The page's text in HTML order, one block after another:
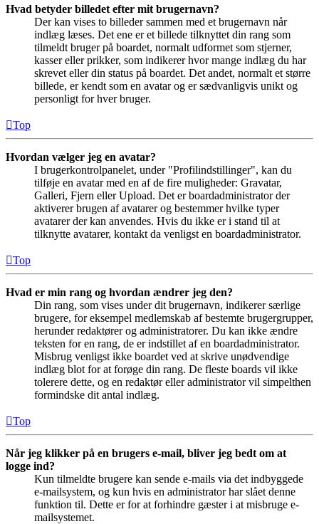
Hvad betyder billedet efter mit brugernavn?
Der kan vises to billeder sammen med et brugernavn når
indlæg læses. Det ene er et billede tilknyttet din rang som
tilmeldt bruger på boardet, normalt udformet som stjerner,
kasser eller prikker, som indikerer hvor mange indlæg du har
skrevet eller din status på boardet. Det andet, normalt et større
billede, er kendt som en avatar og er sædvanligvis unikt og
personligt for hver bruger.
Top
Hvordan vælger jeg en avatar?
I brugerkontrolpanelet, under "Profilindstillinger", kan du
tilføje en avatar med en af de fire muligheder: Gravatar,
Galleri, Fjern eller Upload. Det er boardadministrator der
aktiverer brugen af avatarer og bestemmer hvilke typer
avatarer der kan anvendes. Hvis du ikke er i stand til at
tilknytte avatarer, kontakt da venligst en boardadministrator.
Top
Hvad er min rang og hvordan ændrer jeg den?
Din rang, som vises under dit brugernavn, indikerer særlige
brugere, for eksempel medlemskab af bestemte brugergrupper,
herunder redaktører og administratorer. Du kan ikke ændre
teksten for en rang, de er indstillet af en boardadministrator.
Misbrug venligst ikke boardet ved at skrive unødvendige
indlæg blot for at forøge din rang. De fleste boards vil ikke
tolerere dette, og en redaktør eller administrator vil simpelthen
formindske dit antal indlæg.
Top
Når jeg klikker på en brugers e-mail, bliver jeg bedt om at
logge ind?
Kun tilmeldte brugere kan sende e-mails via det indbyggede
e-mailsystem, og kun hvis en administrator har slået denne
funktion til. Dette er for at forhindre gæster i at misbruge e-
mailsystemet.